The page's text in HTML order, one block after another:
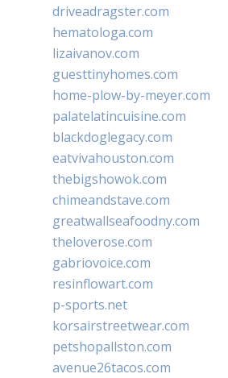
driveadragster.com
hematologa.com
lizaivanov.com
guesttinyhomes.com
home-plow-by-meyer.com
palatelatincuisine.com
blackdoglegacy.com
eatvivahouston.com
thebigshowok.com
chimeandstave.com
greatwallseafoodny.com
theloverose.com
gabriovoice.com
resinflowart.com
p-sports.net
korsairstreetwear.com
petshopallston.com
avenue26tacos.com